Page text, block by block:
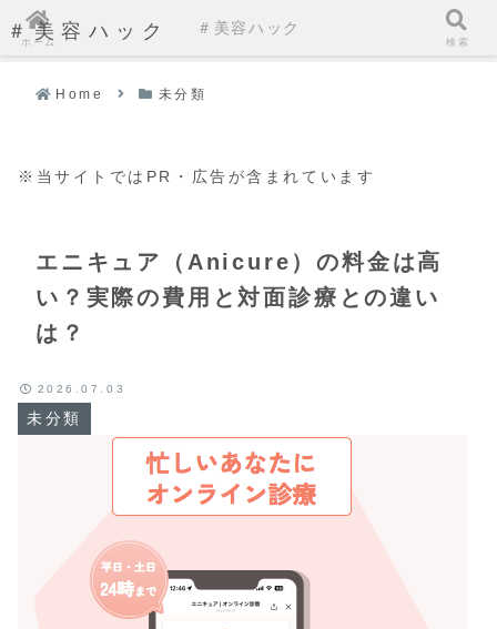
＃美容ハック
Home 未分類
※当サイトではPR・広告が含まれています
エニキュア（Anicure）の料金は高
い？実際の費用と対面診療との違い
は？
未分類
2026.07.03
ホーム
＃美容ハック
検索